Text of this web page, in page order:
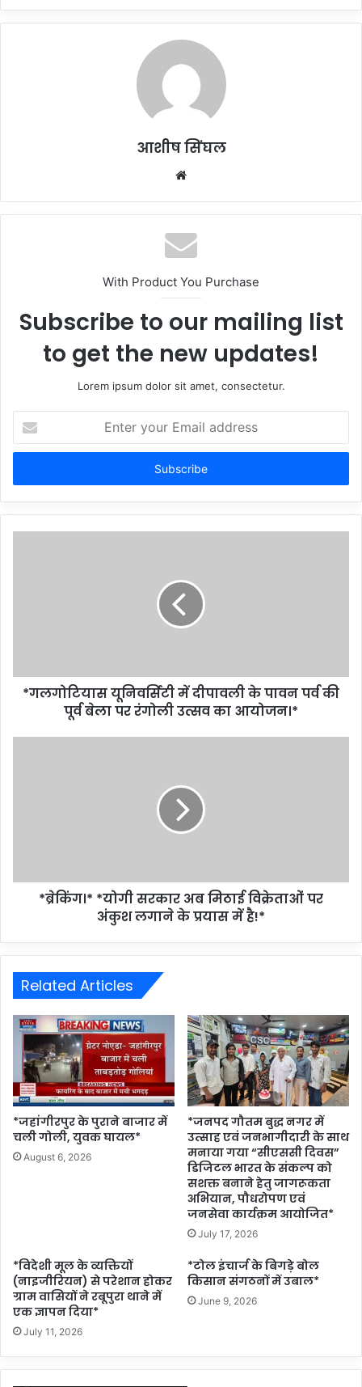
आशीष सिंघल
Website
With Product You Purchase
Subscribe to our mailing list
to get the new updates!
Lorem ipsum dolor sit amet, consectetur.
your
Email
*गलगोटियास यूनिवर्सिटी में दीपावली के पावन पर्व की
पूर्व बेला पर रंगोली उत्सव का आयोजन।*
*ब्रेकिंग।* *योगी सरकार अब मिठाई विक्रेताओं पर
अंकुश लगाने के प्रयास में है!*
Related Articles
*जहांगीरपुर के पुराने बाजार में
चली गोली, युवक घायल*
August 6, 2026
*जनपद गौतम बुद्ध नगर में
उत्साह एवं जनभागीदारी के साथ
मनाया गया “सीएससी दिवस”
डिजिटल भारत के संकल्प को
सशक्त बनाने हेतु जागरूकता
अभियान, पौधरोपण एवं
जनसेवा कार्यक्रम आयोजित*
July 17, 2026
*विदेशी मूल के व्यक्तियों
(नाइजीरियन) से परेशान होकर
ग्राम वासियों ने रबूपुरा थाने में
एक ज्ञापन दिया*
July 11, 2026
*टोल इंचार्ज के बिगड़े बोल
किसान संगठनों में उबाल*
June 9, 2026